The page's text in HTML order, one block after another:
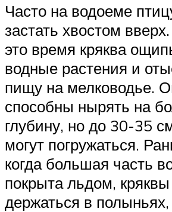
Часто на водоеме
застать хвостом
это время кряква
водные растения и
пищу на мелководье.
способны нырять на
глубину, но до 30-35
могут погружаться.
когда большая часть
покрыта льдом,
держаться в